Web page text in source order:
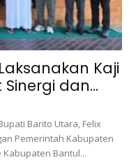
Kaji
dan...
Barito Utara, Felix
Pemerintah Kabupaten
Bantul...